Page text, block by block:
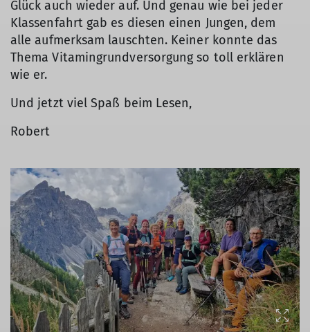
Glück auch wieder auf. Und genau wie bei jeder
Klassenfahrt gab es diesen einen Jungen, dem
alle aufmerksam lauschten. Keiner konnte das
Thema Vitamingrundversorgung so toll erklären
wie er.
Und jetzt viel Spaß beim Lesen,
Robert